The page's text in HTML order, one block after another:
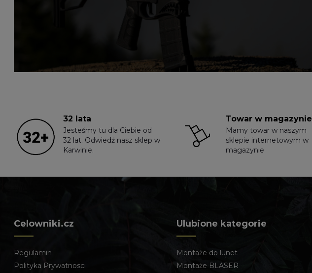
32 lata
Jesteśmy tu dla Ciebie od
32 lat. Odwiedź nasz sklep w
Karwinie.
Towar w magazynie
Mamy towar w naszym
sklepie internetowym w
magazynie
Celowniki.cz
Regulamin
Polityka Prywatnosci
Ulubione kategorie
Montaże do lunet
Montaże BLASER